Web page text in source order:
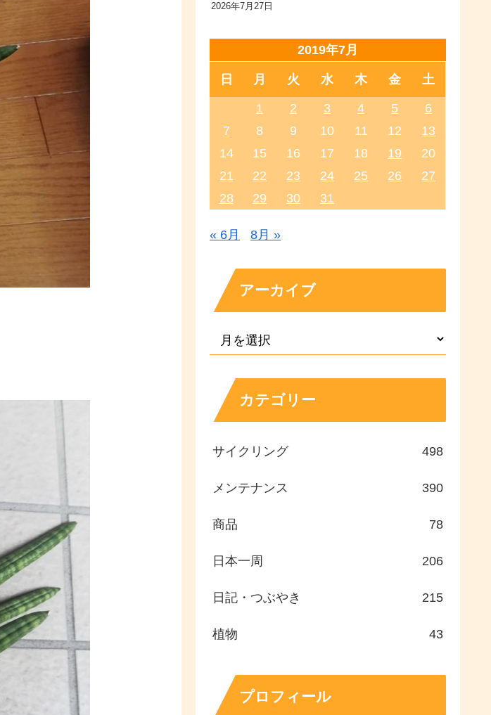
2026年7月27日
2019年7月
日 月 火 水 木 金 土
1 2 3 4 5
6
7
8 9 10 11 12
13
14
15 16 17 18 19
20
21
22 23 24 25 26
27
28
29 30 31
« 6月 8月 »
アーカイブ
カテゴリー
サイクリング 498
メンテナンス 390
商品 78
日本一周 206
日記・つぶやき 215
植物 43
プロフィール